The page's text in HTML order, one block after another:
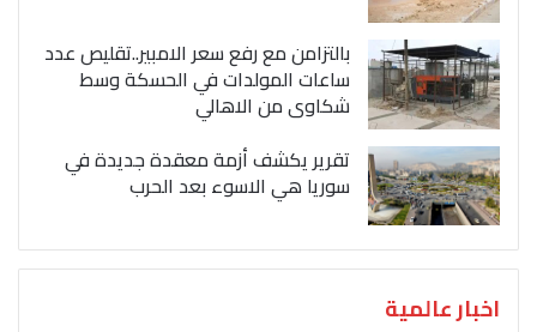
بالتزامن مع رفع سعر الامبير..تقليص عدد
ساعات المولدات في الحسكة وسط
شكاوى من الاهالي
تقرير يكشف أزمة معقدة جديدة في
سوريا هي الاسوء بعد الحرب
اخبار عالمية